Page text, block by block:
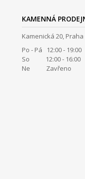
KAMENNÁ
Kamenická 20, Praha
Po - Pá 12:00 - 19:00
So 12:00 - 16:00
Ne Zavřeno